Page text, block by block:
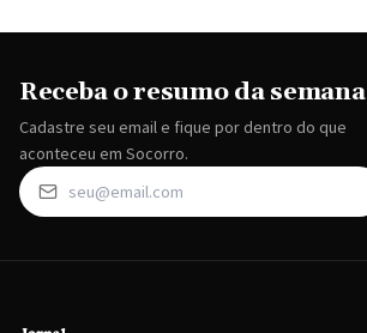
Receba o resumo da semana
Cadastre seu email e fique por dentro do que
aconteceu em Socorro.